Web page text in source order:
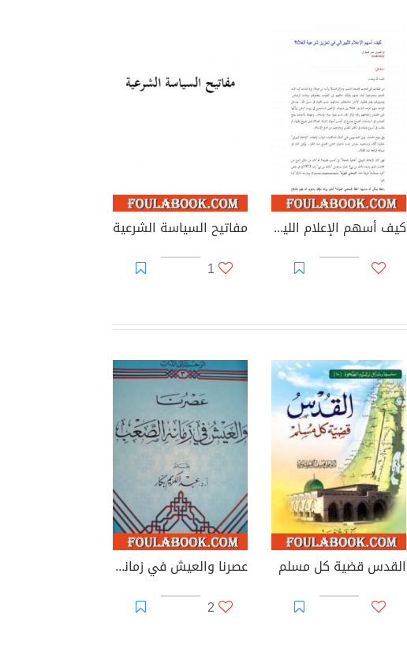
كيف أسهم الإعلام الليبرالي في تعزيز شرعية الغلاة؟
مفاتيح السياسة الشرعية
1
القدس قضية كل مسلم
عصرنا والعيش في زمانه الصعب
2